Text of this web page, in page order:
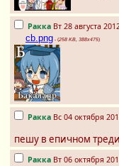
Ракка Вт 28 августа
cb.png - (258 KB, 388x475)
Ракка Вс 04 октября
пешу в епичном треди
Ракка Вт 06 октября